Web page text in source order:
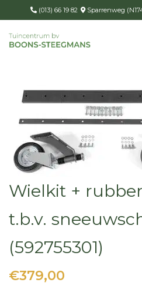
(013) 66 19 82 Sparrenweg
Wielkit +
t.b.v.
(592755301)
€379,00